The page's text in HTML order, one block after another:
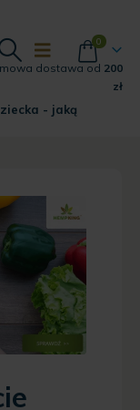
0
dostawa od 200
zł
- jaką